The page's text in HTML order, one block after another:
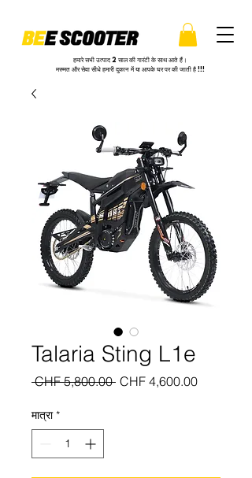
हमारे सभी उत्पाद 2 साल की गारंटी के साथ आते हैं।
मरम्मत और सेवा सीधे हमारी दुकान में या आपके घर पर की जाती है !!!
Talaria Sting L1e
CHF 5,800.00 नियमित
CHF 4,600.00बिक्री
मात्रा *